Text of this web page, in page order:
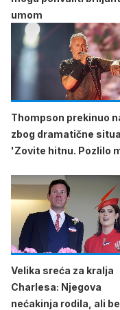
umom
Thompson prekinuo
zbog dramatične
'Zovite hitnu. Pozlilo
Velika sreća za kralja
Charlesa: Njegova
nećakinja rodila, ali